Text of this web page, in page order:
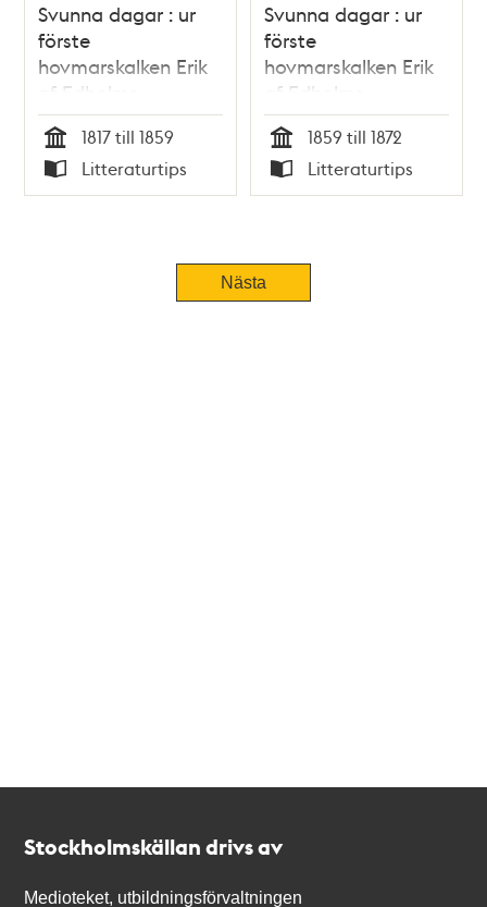
Svunna dagar : ur
förste
hovmarskalken Erik
af Edholms
dagböcker :
tidsbilder från 1800-
talet. Upplevelser
under Karl XIV
Tid
1817 till 1859
Typ
Litteraturtips
Svunna dagar : ur
förste
hovmarskalken Erik
af Edholms
dagböcker :
tidsbilder från 1800-
talet. På Carl XV:s
tid / utgivna av
Tid
1859 till 1872
Typ
Litteraturtips
TidigareNästa
Stockholmskällan drivs av
Medioteket, utbildningsförvaltningen